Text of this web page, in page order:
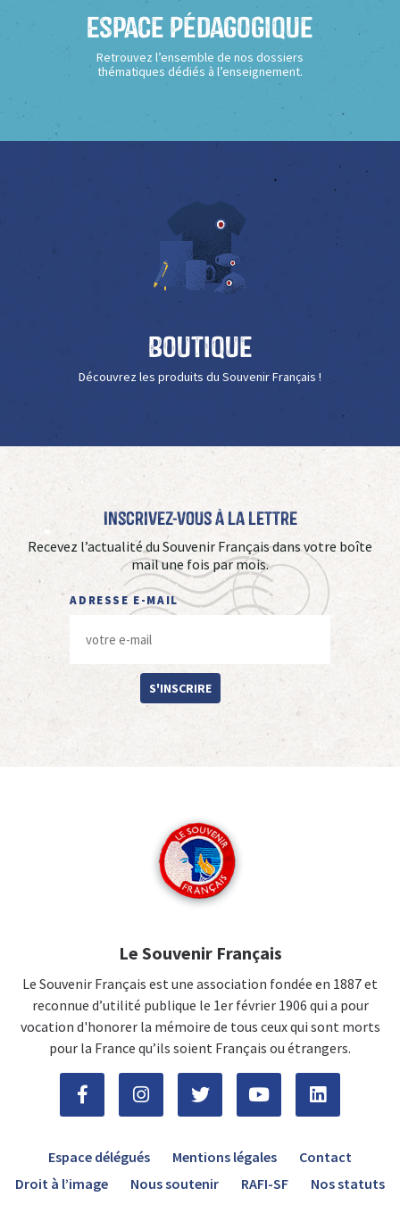
Espace Pédagogique
Retrouvez l’ensemble de nos dossiers
thématiques dédiés à l’enseignement.
Boutique
Découvrez les produits du Souvenir Français !
Inscrivez-vous à La Lettre
Recevez l’actualité du Souvenir Français dans votre boîte
mail une fois par mois.
ADRESSE E-MAIL
S'INSCRIRE
Le Souvenir Français
Le Souvenir Français est une association fondée en 1887 et
reconnue d’utilité publique le 1er février 1906 qui a pour
vocation d'honorer la mémoire de tous ceux qui sont morts
pour la France qu’ils soient Français ou étrangers.
Espace délégués Mentions légales
Contact
Droit à l’image
Nous soutenir RAFI-SF Nos statuts